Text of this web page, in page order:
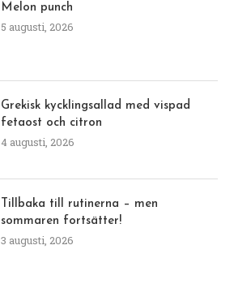
Melon punch
5 augusti, 2026
Grekisk kycklingsallad med vispad
fetaost och citron
4 augusti, 2026
Tillbaka till rutinerna – men
sommaren fortsätter!
3 augusti, 2026